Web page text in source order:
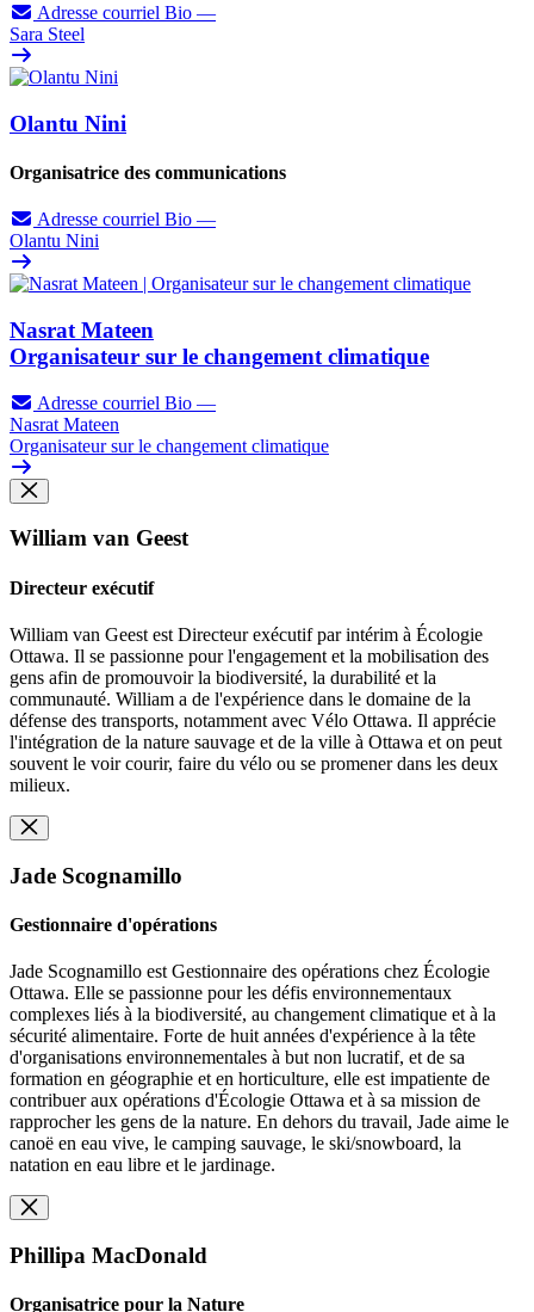
Adresse courriel Bio —
Sara Steel
Olantu Nini
Organisatrice des communications
Adresse courriel Bio —
Olantu Nini
Nasrat Mateen
Organisateur sur le changement climatique
Adresse courriel Bio —
Nasrat Mateen
Organisateur sur le changement climatique
William van Geest
Directeur exécutif
William van Geest est Directeur exécutif par intérim à Écologie
Ottawa. Il se passionne pour l'engagement et la mobilisation des
gens afin de promouvoir la biodiversité, la durabilité et la
communauté. William a de l'expérience dans le domaine de la
défense des transports, notamment avec Vélo Ottawa. Il apprécie
l'intégration de la nature sauvage et de la ville à Ottawa et on peut
souvent le voir courir, faire du vélo ou se promener dans les deux
milieux.
Jade Scognamillo
Gestionnaire d'opérations
Jade Scognamillo est Gestionnaire des opérations chez Écologie
Ottawa. Elle se passionne pour les défis environnementaux
complexes liés à la biodiversité, au changement climatique et à la
sécurité alimentaire. Forte de huit années d'expérience à la tête
d'organisations environnementales à but non lucratif, et de sa
formation en géographie et en horticulture, elle est impatiente de
contribuer aux opérations d'Écologie Ottawa et à sa mission de
rapprocher les gens de la nature. En dehors du travail, Jade aime le
canoë en eau vive, le camping sauvage, le ski/snowboard, la
natation en eau libre et le jardinage.
Phillipa MacDonald
Organisatrice pour la Nature